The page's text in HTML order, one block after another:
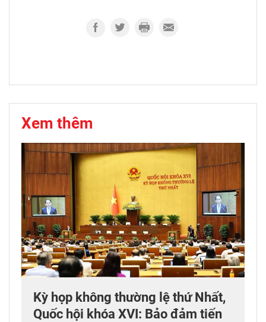
Xem thêm
Kỳ họp không thường lệ thứ Nhất,
Quốc hội khóa XVI: Bảo đảm tiến